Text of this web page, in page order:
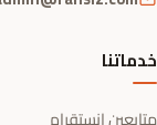
خدماتنا